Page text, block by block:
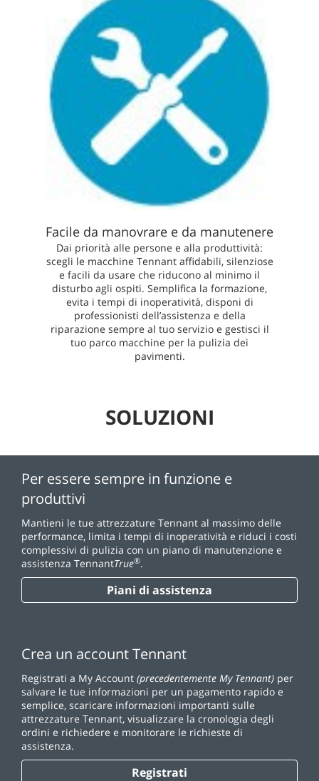
Facile da manovrare e da manutenere
Dai priorità alle persone e alla produttività:
scegli le macchine Tennant affidabili, silenziose
e facili da usare che riducono al minimo il
disturbo agli ospiti. Semplifica la formazione,
evita i tempi di inoperatività, disponi di
professionisti dell’assistenza e della
riparazione sempre al tuo servizio e gestisci il
tuo parco macchine per la pulizia dei
pavimenti.
SOLUZIONI
Per essere sempre in funzione e
produttivi
Mantieni le tue attrezzature Tennant al massimo delle
performance, limita i tempi di inoperatività e riduci i costi
complessivi di pulizia con un piano di manutenzione e
assistenza TennantTrue®.
Piani di assistenza
Crea un account Tennant
Registrati a My Account (precedentemente My Tennant) per
salvare le tue informazioni per un pagamento rapido e
semplice, scaricare informazioni importanti sulle
attrezzature Tennant, visualizzare la cronologia degli
ordini e richiedere e monitorare le richieste di
assistenza.
Registrati